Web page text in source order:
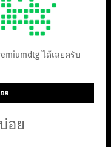
ได้เลยครับ
ย
อย